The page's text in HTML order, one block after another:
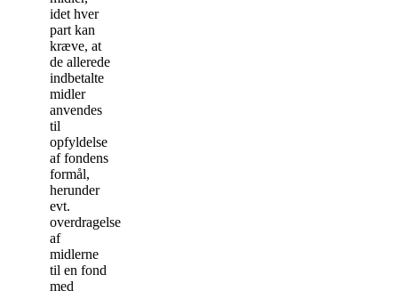
idet hver
part kan
kræve, at
de allerede
indbetalte
midler
anvendes
til
opfyldelse
af fondens
formål,
herunder
evt.
overdragelse
af
midlerne
til en fond
med